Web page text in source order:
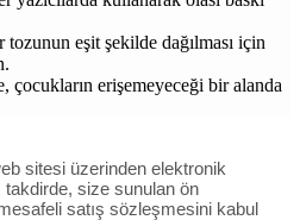
eşit şekilde dağılması için
çocukların erişemeyeceği bir alanda
sitesi üzerinden elektronik
size sunulan ön
satış sözleşmesini kabul